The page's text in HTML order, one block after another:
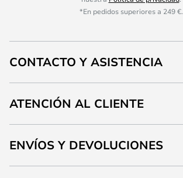
*En pedidos superiores a 249 €.
CONTACTO Y ASISTENCIA
ATENCIÓN AL CLIENTE
ENVÍOS Y DEVOLUCIONES